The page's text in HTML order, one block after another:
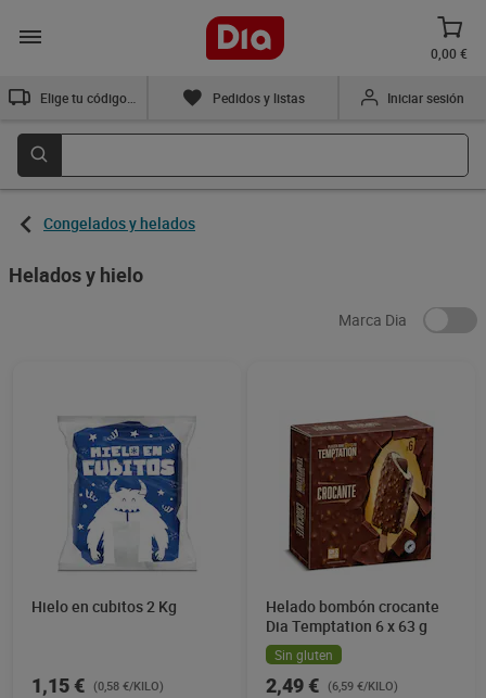
0,00 €
Pedidos y listas Iniciar sesión
Congelados y helados
Helados y hielo
Marca Dia
Hielo en cubitos 2 Kg
1,15 € (0,58 €/KILO)
Helado bombón crocante
Dia Temptation 6 x 63 g
Sin gluten
2,49 € (6,59 €/KILO)